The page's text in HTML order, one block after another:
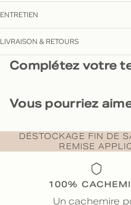
ENTRETIEN
LIVRAISON & RETOURS
Complétez votre
Vous pourriez
DÉSTOCKAGE FIN DE
REMISE
100%
Un cachemire